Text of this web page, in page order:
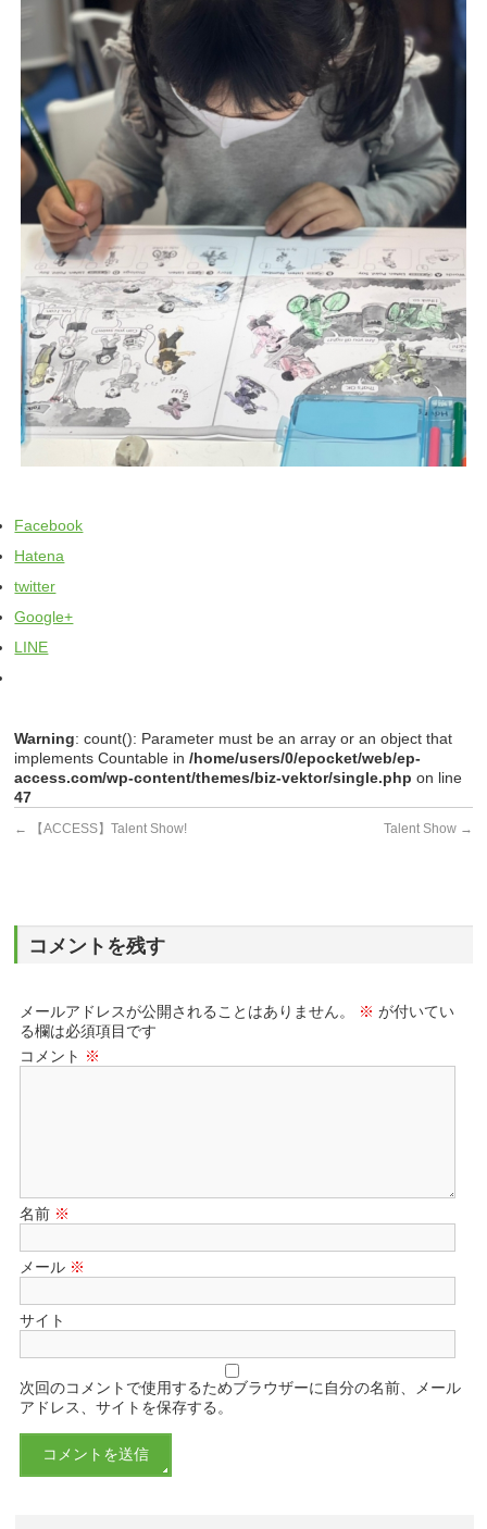
Facebook
Hatena
twitter
Google+
LINE
Warning: count(): Parameter must be an array or an object that
implements Countable in/home/users/0/epocket/web/ep-
access.com/wp-content/themes/biz-vektor/single.php on line
47
← 【ACCESS】Talent Show! Talent Show →
コメントを残す
メールアドレスが公開されることはありません。 ※ が付いてい
る欄は必須項目です
コメント ※
名前 ※
メール ※
サイト
次回のコメントで使用するためブラウザーに自分の名前、メール
アドレス、サイトを保存する。